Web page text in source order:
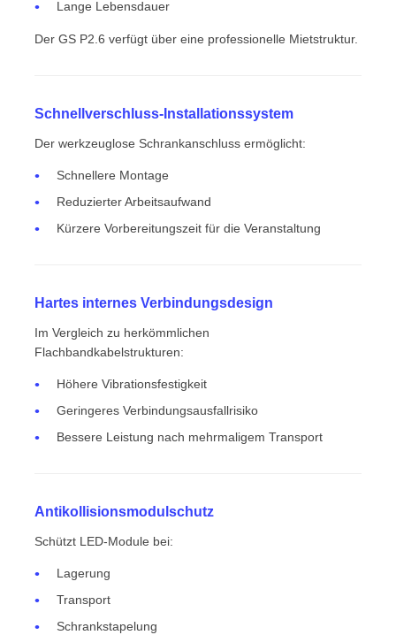
Lange Lebensdauer
Der GS P2.6 verfügt über eine professionelle Mietstruktur.
Schnellverschluss-Installationssystem
Der werkzeuglose Schrankanschluss ermöglicht:
Schnellere Montage
Reduzierter Arbeitsaufwand
Kürzere Vorbereitungszeit für die Veranstaltung
Hartes internes Verbindungsdesign
Im Vergleich zu herkömmlichen
Flachbandkabelstrukturen:
Höhere Vibrationsfestigkeit
Geringeres Verbindungsausfallrisiko
Bessere Leistung nach mehrmaligem Transport
Antikollisionsmodulschutz
Schützt LED-Module bei:
Lagerung
Transport
Schrankstapelung